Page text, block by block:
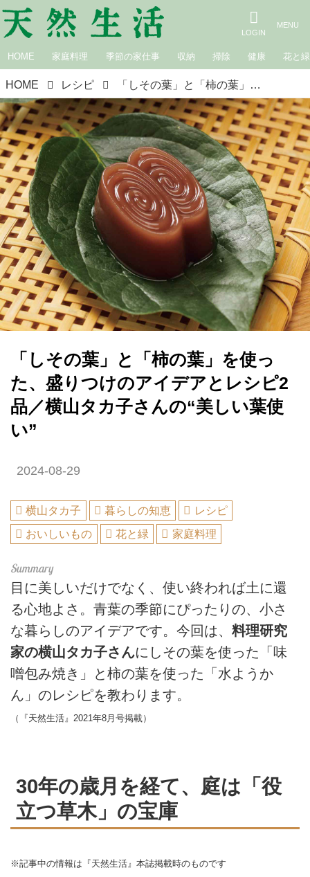
HOME 家庭料理 季節の家仕事 収納 掃除 健康 花と緑
HOME レシピ 「しその葉」と「柿の葉」を使った、盛りつけのアイデアとレシピ2品／横山タカ子さんの“美しい葉使い”
「しその葉」と「柿の葉」を使っ
た、盛りつけのアイデアとレシピ2
品／横山タカ子さんの“美しい葉使
い”
2024-08-29
横山タカ子 暮らしの知恵
レシピ
おいしいもの
花と緑 家庭料理
目に美しいだけでなく、使い終われば土に還
る心地よさ。青葉の季節にぴったりの、小さ
な暮らしのアイデアです。今回は、 料理研究
家の横山タカ子さんにしその葉を使った「味
噌包み焼き」と柿の葉を使った「水ようか
ん」のレシピを教わります。
（『天然生活』2021年8月号掲載）
30年の歳月を経て、庭は「役
立つ草木」の宝庫
※記事中の情報は『天然生活』本誌掲載時のものです